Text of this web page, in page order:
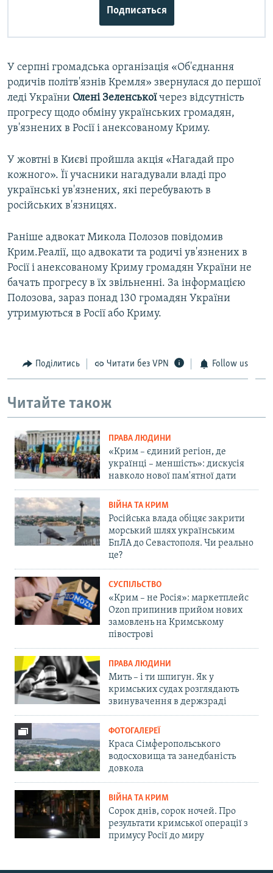
Подписаться
У серпні громадська організація «Об'єднання
родичів політв'язнів Кремля» звернулася до першої
леді України Олені Зеленськоїчерез відсутність
прогресу щодо обміну українських громадян,
ув'язнених в Росії і анексованому Криму.
У жовтні в Києві пройшла акція «Нагадай про
кожного». Її учасники нагадували владі про
українські ув'язнених, які перебувають в
російських в'язницях.
Раніше адвокат Микола Полозов повідомив
Крим.Реалії, що адвокати та родичі ув'язнених в
Росії і анексованому Криму громадян України не
бачать прогресу в їх звільненні. За інформацією
Полозова, зараз понад 130 громадян України
утримуються в Росії або Криму.
Поділитись Читати без VPN Follow us
Читайте також
ПРАВА ЛЮДИНИ
«Крим – єдиний регіон, де
українці – меншість»: дискусія
навколо нової пам'ятної дати
ВІЙНА ТА КРИМ
Російська влада обіцяє закрити
морський шлях українським
БпЛА до Севастополя. Чи реально
це?
СУСПІЛЬСТВО
«Крим – не Росія»: маркетплейс
Ozon припинив прийом нових
замовлень на Кримському
півострові
ПРАВА ЛЮДИНИ
Мить – і ти шпигун. Як у
кримських судах розглядають
звинувачення в держзраді
ФОТОГАЛЕРЕЇ
Краса Сімферопольського
водосховища та занедбаність
довкола
ВІЙНА ТА КРИМ
Сорок днів, сорок ночей. Про
результати кримської операції з
примусу Росії до миру